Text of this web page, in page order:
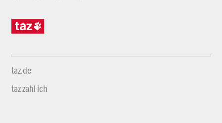
taz.de
taz zahl ich